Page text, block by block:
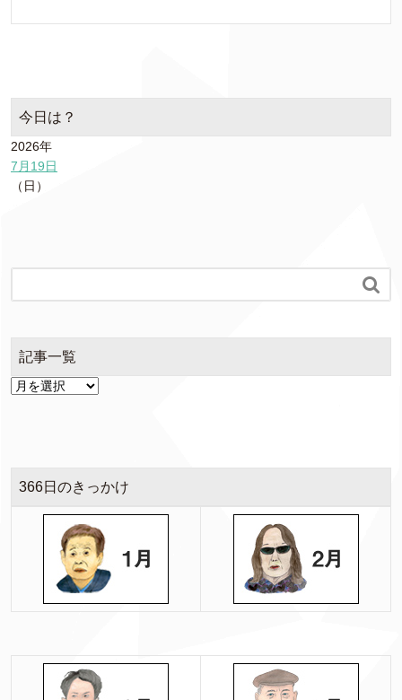
今日は？
2026年
7月19日
（日）

記事一覧
366日のきっかけ